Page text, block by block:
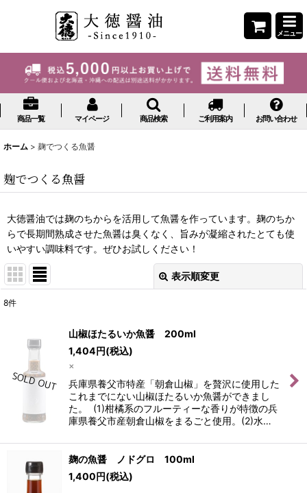
メニュー
商品一覧 マイページ 商品検索 ご利用案内 お問い合わせ
ホーム > 麹でつくる魚醤
麹でつくる魚醤
大徳醤油では麹のちからを活用して魚醤を作っています。麹のちか
らで長期間熟成させた魚醤は臭くなく、旨みが凝縮されたとても使
いやすい調味料です。ぜひお試しください！
表示順変更
並び順
絞り込む
8件
山椒ほたるいか魚醤 200ml
1,404円(税込)
×
兵庫県養父市特産「朝倉山椒」を贅沢に使用した
これまでにない山椒ほたるいか魚醤ができまし
た。 (1)柑橘系のフルーティーな香りが特徴の兵
庫県養父市産朝倉山椒をまるごと使用。(2)水…
麹の魚醤 ノドグロ 100ml
1,400円(税込)